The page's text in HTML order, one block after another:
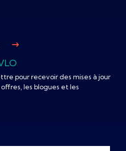
pour recevoir des mises à jour
les blogues et les